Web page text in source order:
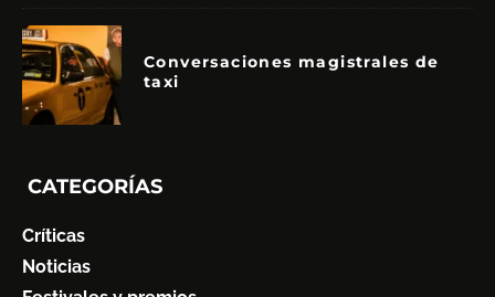
Conversaciones magistrales de
taxi
CATEGORÍAS
Críticas
Noticias